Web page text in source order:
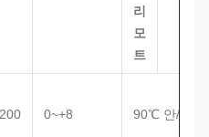
리
모
트
0~+8 90℃ 안/